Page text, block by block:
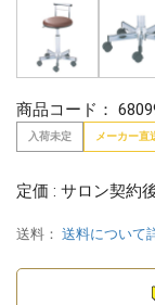
商品コード：
入荷未定 メーカー直
定価 : サロン契約
送料： 送料について